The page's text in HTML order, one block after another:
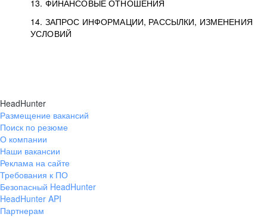
13. ФИНАНСОВЫЕ ОТНОШЕНИЯ
14. ЗАПРОС ИНФОРМАЦИИ, РАССЫЛКИ, ИЗМЕНЕНИЯ
УСЛОВИЙ
HeadHunter
Размещение вакансий
Поиск по резюме
О компании
Наши вакансии
Реклама на сайте
Требования к ПО
Безопасный HeadHunter
HeadHunter API
Партнерам